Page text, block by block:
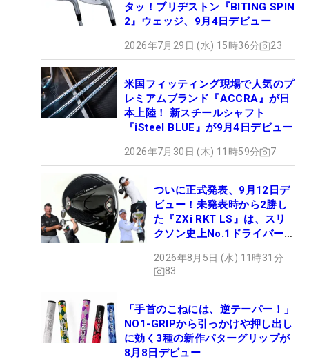
タッ！ブリヂストン『BITING SPIN
2』ウェッジ、9月4日デビュー
2026年7月29日 (水) 15時36分 23
米国フィッティング現場で人気のプ
レミアムブランド『ACCRA』が日
本上陸！ 新スチールシャフト
『iSteel BLUE』が9月4日デビュー
2026年7月30日 (木) 11時59分 7
ついに正式発表、9月12日デ
ビュー！未発表時から2勝し
た『ZXi RKT LS』は、スリ
クソン史上No.1ドライバー!?
2026年8月5日 (水) 11時31分
83
「手首のこねには、逆テーパー！」
NO1-GRIPから引っかけや押し出し
に効く3種の新作パターグリップが
8月8日デビュー